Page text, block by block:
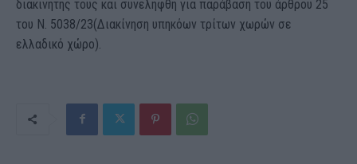
διακινητής τους και συνελήφθη για παράβαση του άρθρου 25
του Ν. 5038/23(Διακίνηση υπηκόων τρίτων χωρών σε
ελλαδικό χώρο).